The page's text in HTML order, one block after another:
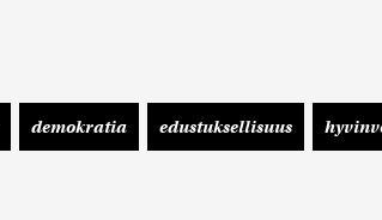
demokratia edustuksellisuus